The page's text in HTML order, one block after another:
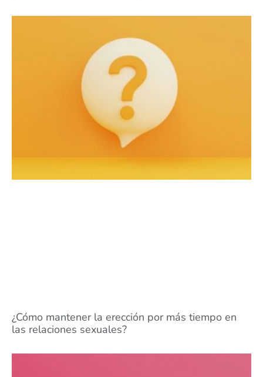
¿Cómo mantener la erección por más tiempo en
las relaciones sexuales?